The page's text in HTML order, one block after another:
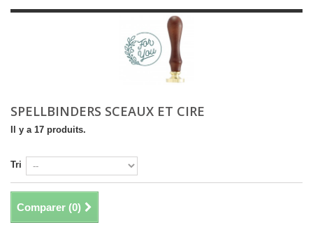
SPELLBINDERS SCEAUX ET CIRE
Il y a 17 produits.
Tri
Comparer (0)